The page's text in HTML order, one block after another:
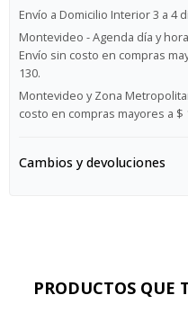
Envío a Domicilio Interior 3 a 4
Montevideo - Agenda día y
Envío sin costo en compras
130.
Montevideo y Zona
costo en compras mayores a $
Cambios y devoluciones
PRODUCTOS QUE